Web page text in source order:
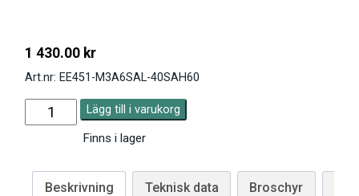
1 430.00 kr
Art.nr: EE451-M3A6SAL-40SAH60
Lägg till i varukorg
Finns i lager
Beskrivning Teknisk data Broschyr